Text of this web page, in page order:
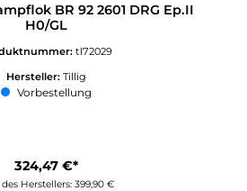
BR 92 2601 DRG Ep.II
H0/GL
tl72029
Hersteller: Tillig
Vorbestellung
324,47 €*
des Herstellers: 399,90 €